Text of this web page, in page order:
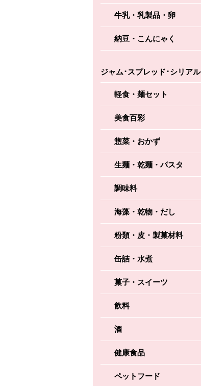
牛乳・乳製品・卵
納豆・こんにゃく
ジャム･スプレッド･シリアル
軽食・麺セット
美食百彩
惣菜・おかず
生麺・乾麺・パスタ
調味料
海藻・乾物・だし
粉類・皮・製菓材料
缶詰・水煮
菓子・スイーツ
飲料
酒
健康食品
ペットフード